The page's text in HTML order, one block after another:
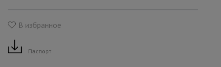
В избранное
Паспорт